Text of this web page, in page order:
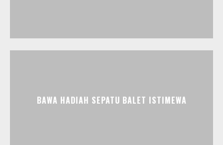
BAWA HADIAH SEPATU BALET ISTIMEWA